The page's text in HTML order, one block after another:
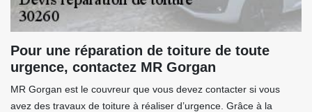
Pour une réparation de toiture de toute
urgence, contactez MR Gorgan
MR Gorgan est le couvreur que vous devez contacter si vous
avez des travaux de toiture à réaliser d’urgence. Grâce à la